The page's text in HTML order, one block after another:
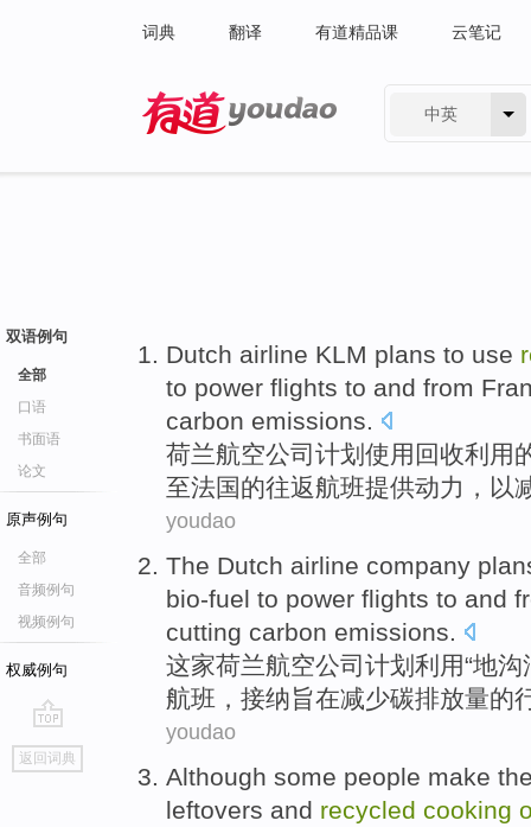
词典 翻译 有道精品课 云笔记
中英
双语例句
全部
口语
书面语
论文
原声例句
全部
音频例句
视频例句
权威例句
go
top
返回词典
Dutch airline KLM plans to use
to power flights to and from
carbon emissions.
荷兰航空公司 计划 使用 回收利用
至法国的往返航班提供动力 ， 以
youdao
The Dutch airline company
bio-fuel to power flights to and
cutting carbon emissions.
这家荷兰航空公司 计划 利用“地沟
航班 ，接纳旨在减少碳排放量的
youdao
Although some people make
leftovers and recycled cooking